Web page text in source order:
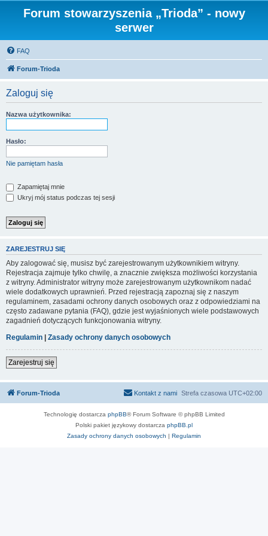
Forum stowarzyszenia „Trioda” - nowy
serwer
FAQ
Forum-Trioda
Zaloguj się
Nazwa użytkownika:
Hasło:
Nie pamiętam hasła
Zapamiętaj mnie
Ukryj mój status podczas tej sesji
ZAREJESTRUJ SIĘ
Aby zalogować się, musisz być zarejestrowanym użytkownikiem witryny.
Rejestracja zajmuje tylko chwilę, a znacznie zwiększa możliwości korzystania
z witryny. Administrator witryny może zarejestrowanym użytkownikom nadać
wiele dodatkowych uprawnień. Przed rejestracją zapoznaj się z naszym
regulaminem, zasadami ochrony danych osobowych oraz z odpowiedziami na
często zadawane pytania (FAQ), gdzie jest wyjaśnionych wiele podstawowych
zagadnień dotyczących funkcjonowania witryny.
Regulamin | Zasady ochrony danych osobowych
Zarejestruj się
Forum-Trioda Strefa czasowa UTC+02:00
Kontakt z nami
Technologię dostarcza phpBB® Forum Software © phpBB Limited
Polski pakiet językowy dostarcza phpBB.pl
Zasady ochrony danych osobowych | Regulamin